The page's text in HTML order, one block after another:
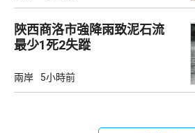
陜西商洛市強降雨致泥石流
最少1死2失蹤
兩岸 5小時前